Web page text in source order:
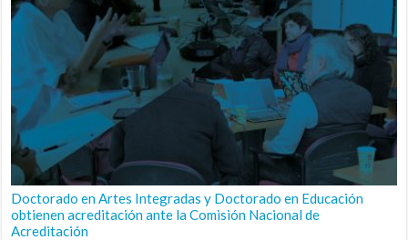
Doctorado en Artes Integradas y Doctorado en Educación
obtienen acreditación ante la Comisión Nacional de
Acreditación